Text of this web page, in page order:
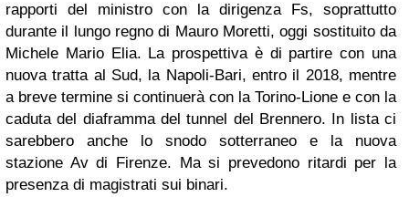
rapporti del ministro con la dirigenza Fs, soprattutto
durante il lungo regno di Mauro Moretti, oggi sostituito da
Michele Mario Elia. La prospettiva è di partire con una
nuova tratta al Sud, la Napoli-Bari, entro il 2018, mentre
a breve termine si continuerà con la Torino-Lione e con la
caduta del diaframma del tunnel del Brennero. In lista ci
sarebbero anche lo snodo sotterraneo e la nuova
stazione Av di Firenze. Ma si prevedono ritardi per la
presenza di magistrati sui binari.